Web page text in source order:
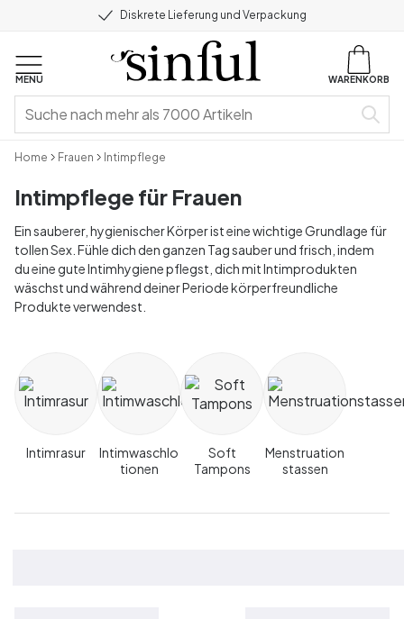
Diskrete Lieferung und Verpackung
MENU WARENKORB
Home Frauen Intimpflege
Intimpflege für Frauen
Ein sauberer, hygienischer Körper ist eine wichtige Grundlage für
tollen Sex. Fühle dich den ganzen Tag sauber und frisch, indem
du eine gute Intimhygiene pflegst, dich mit Intimprodukten
wäschst und während deiner Periode körperfreundliche
Produkte verwendest.
Intimrasur
Intimwaschlo
tionen
Soft
Tampons
Menstruation
stassen